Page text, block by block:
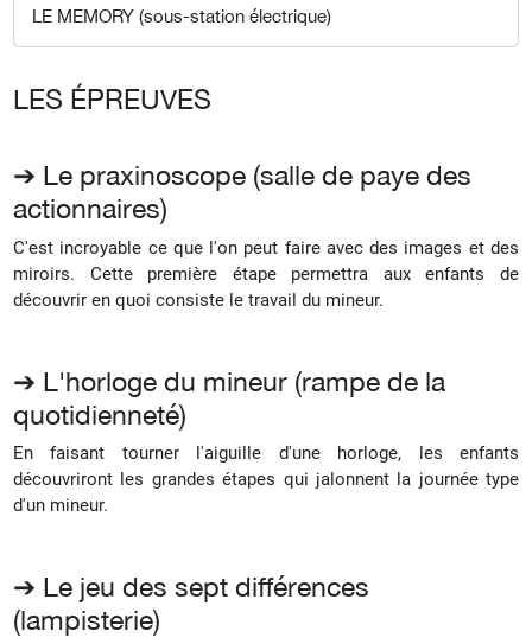
LE MEMORY (sous-station électrique)
LES ÉPREUVES
➔ Le praxinoscope (salle de paye des
actionnaires)
C'est incroyable ce que l'on peut faire avec des images et des
miroirs. Cette première étape permettra aux enfants de
découvrir en quoi consiste le travail du mineur.
➔ L'horloge du mineur (rampe de la
quotidienneté)
En faisant tourner l'aiguille d'une horloge, les enfants
découvriront les grandes étapes qui jalonnent la journée type
d'un mineur.
➔ Le jeu des sept différences
(lampisterie)